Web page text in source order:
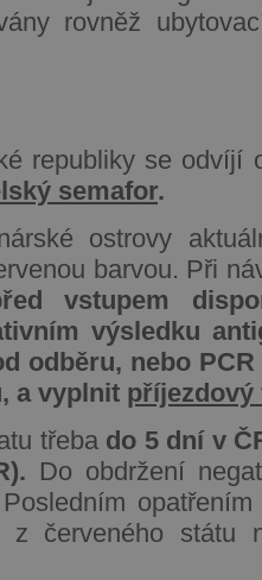
rovněž
republiky se odvíjí
semafor.
ostrovy
barvou. Při
vstupem
výsledku
odběru, nebo
a vyplnit
třeba do 5 dní v
Do obdržení
z červeného státu